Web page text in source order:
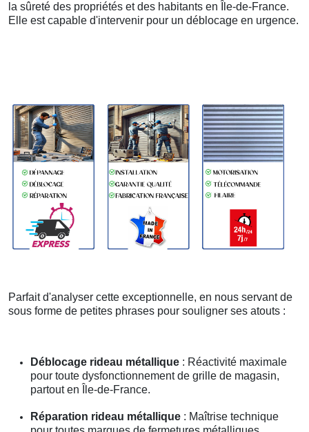
la sûreté des propriétés et des habitants en Île-de-France.
Elle est capable d'intervenir pour un déblocage en urgence.
Parfait d'analyser cette exceptionnelle, en nous servant de
sous forme de petites phrases pour souligner ses atouts :
Déblocage rideau métallique : Réactivité maximale
pour toute dysfonctionnement de grille de magasin,
partout en Île-de-France.
Réparation rideau métallique : Maîtrise technique